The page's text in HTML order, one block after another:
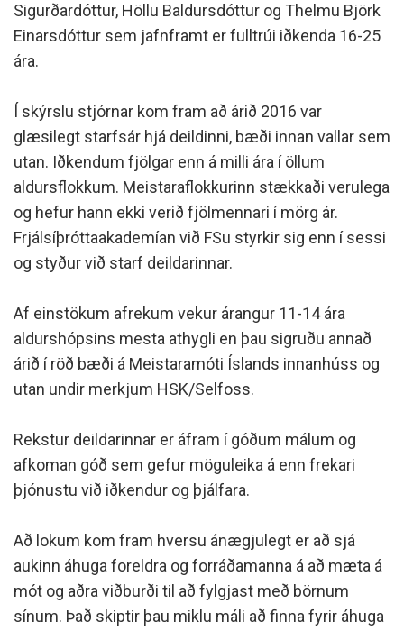
Sigurðardóttur, Höllu Baldursdóttur og Thelmu Björk
Einarsdóttur sem jafnframt er fulltrúi iðkenda 16-25
ára.
Í skýrslu stjórnar kom fram að árið 2016 var
glæsilegt starfsár hjá deildinni, bæði innan vallar sem
utan. Iðkendum fjölgar enn á milli ára í öllum
aldursflokkum. Meistaraflokkurinn stækkaði verulega
og hefur hann ekki verið fjölmennari í mörg ár.
Frjálsíþróttaakademían við FSu styrkir sig enn í sessi
og styður við starf deildarinnar.
Af einstökum afrekum vekur árangur 11-14 ára
aldurshópsins mesta athygli en þau sigruðu annað
árið í röð bæði á Meistaramóti Íslands innanhúss og
utan undir merkjum HSK/Selfoss.
Rekstur deildarinnar er áfram í góðum málum og
afkoman góð sem gefur möguleika á enn frekari
þjónustu við iðkendur og þjálfara.
Að lokum kom fram hversu ánægjulegt er að sjá
aukinn áhuga foreldra og forráðamanna á að mæta á
mót og aðra viðburði til að fylgjast með börnum
sínum. Það skiptir þau miklu máli að finna fyrir áhuga